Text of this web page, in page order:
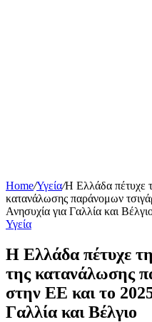
Home/Υγεία/Η Ελλάδα πέτυχε
κατανάλωσης παράνομων
Ανησυχία για Γαλλία και
Υγεία
Η Ελλάδα πέτυχε
της κατανάλωσης
στην ΕΕ και το
Γαλλία και Βέλγιο